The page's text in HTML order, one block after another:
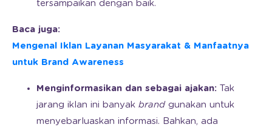
tersampaikan dengan baik.
Baca juga:
Mengenal Iklan Layanan Masyarakat & Manfaatnya
untuk Brand Awareness
Menginformasikan dan sebagai ajakan: Tak
jarang iklan ini banyak brand gunakan untuk
menyebarluaskan informasi. Bahkan, ada